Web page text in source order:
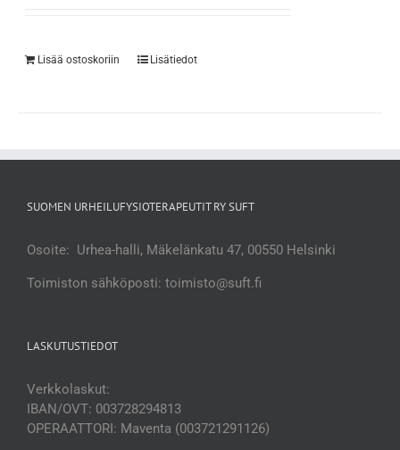
Lisää ostoskoriin Lisätiedot
SUOMEN URHEILUFYSIOTERAPEUTIT RY SUFT
Osoite: Urhea-halli, Mäkelänkatu 47, 00550 Helsinki
Toimiston sähköposti: toimisto@suft.fi
LASKUTUSTIEDOT
Verkkolaskut:
IBAN/OVT: 003728294813
OPERAATTORI: Maventa (003721291126)